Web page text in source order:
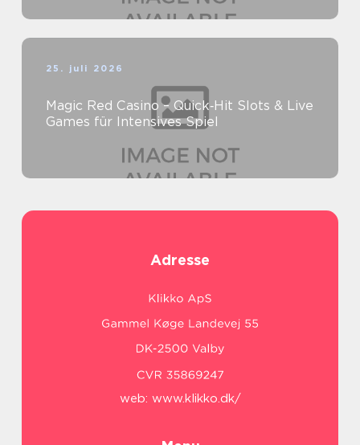
25. juli 2026
Magic Red Casino – Quick‑Hit Slots & Live
Games für Intensives Spiel
Adresse
web: www.klikko.dk/